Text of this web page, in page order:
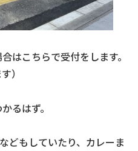
はこちらで受付をします。
）
るはず。
どもしていたり、カレーま